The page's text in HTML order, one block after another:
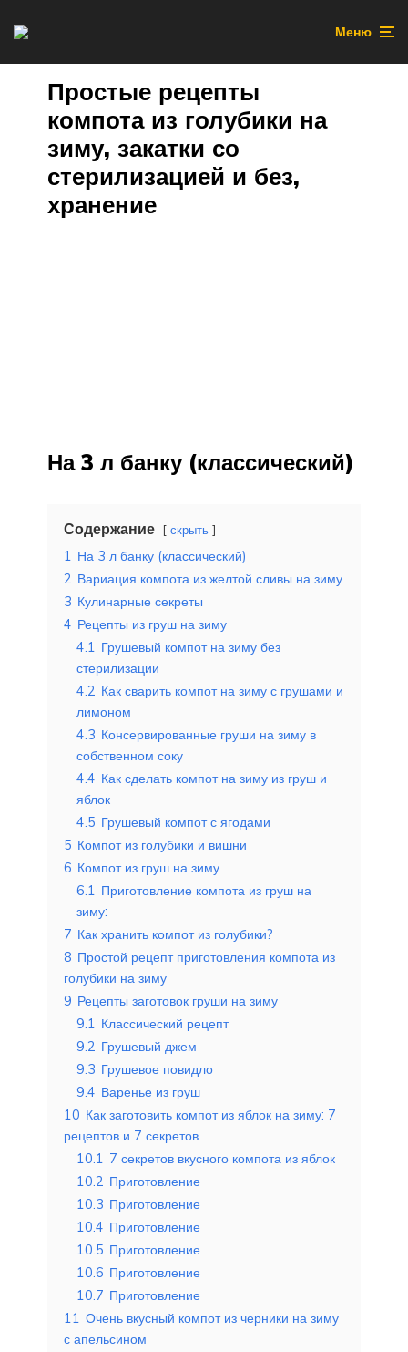
Меню
Простые рецепты
компота из голубики на
зиму, закатки со
стерилизацией и без,
хранение
На 3 л банку (классический)
Содержание скрыть
1 На 3 л банку (классический)
2 Вариация компота из желтой сливы на зиму
3 Кулинарные секреты
4 Рецепты из груш на зиму
4.1 Грушевый компот на зиму без
стерилизации
4.2 Как сварить компот на зиму с грушами и
лимоном
4.3 Консервированные груши на зиму в
собственном соку
4.4 Как сделать компот на зиму из груш и
яблок
4.5 Грушевый компот с ягодами
5 Компот из голубики и вишни
6 Компот из груш на зиму
6.1 Приготовление компота из груш на
зиму:
7 Как хранить компот из голубики?
8 Простой рецепт приготовления компота из
голубики на зиму
9 Рецепты заготовок груши на зиму
9.1 Классический рецепт
9.2 Грушевый джем
9.3 Грушевое повидло
9.4 Варенье из груш
10 Как заготовить компот из яблок на зиму: 7
рецептов и 7 секретов
10.1 7 секретов вкусного компота из яблок
10.2 Приготовление
10.3 Приготовление
10.4 Приготовление
10.5 Приготовление
10.6 Приготовление
10.7 Приготовление
11 Очень вкусный компот из черники на зиму
с апельсином